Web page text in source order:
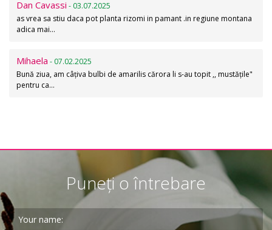
Dan Cavassi - 03.07.2025
as vrea sa stiu daca pot planta rizomi in pamant .in regiune montana
adica mai…
Mihaela - 07.02.2025
Bună ziua, am câțiva bulbi de amarilis cărora li s-au topit ,, mustățile"
pentru ca…
Puneți o întrebare